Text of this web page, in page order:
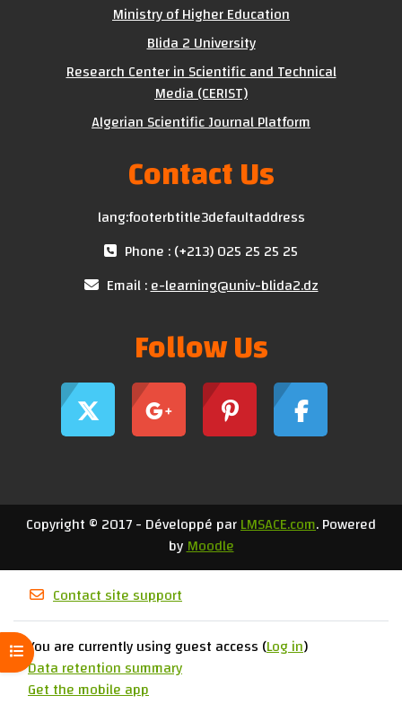
Open course index
Ministry of Higher Education
Blida 2 University
Research Center in Scientific and Technical
Media (CERIST)
Algerian Scientific Journal Platform
Contact Us
lang:footerbtitle3defaultaddress
Phone : (+213) 025 25 25 25
Email :e-learning@univ-blida2.dz
Follow Us
Copyright © 2017 - Développé parLMSACE.com. Powered
byMoodle
Contact site support
You are currently using guest access (Log in)
Data retention summary
Get the mobile app